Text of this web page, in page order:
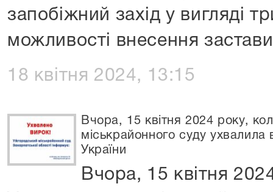
запобіжний захід у вигляді
можливості внесення застави
18 квітня 2024, 13:15
Вчора, 15 квітня 2024 року,
міськрайонного суду
України
Вчора, 15 квітня